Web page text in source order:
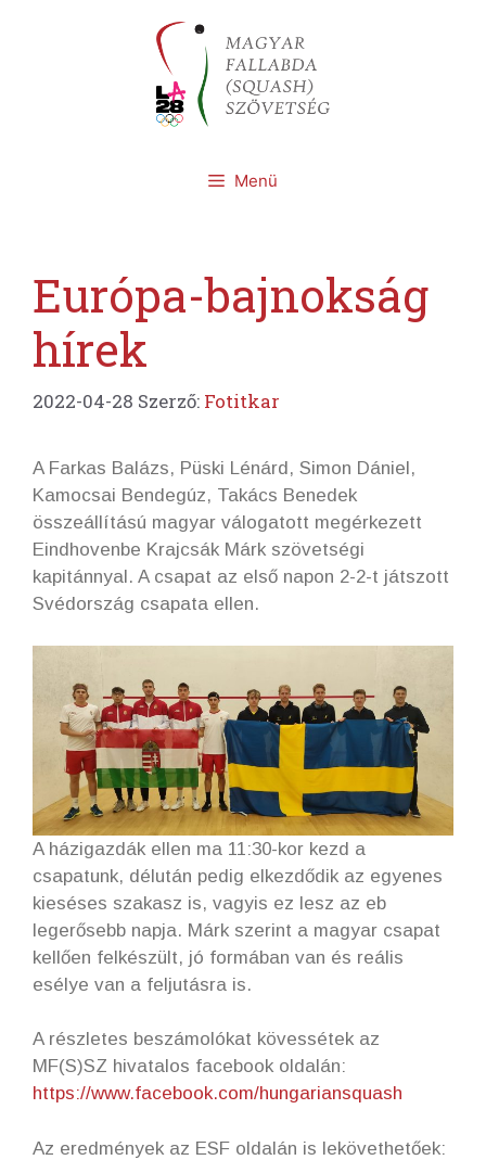
Menü
Európa-bajnokság
hírek
2022-04-28 Szerző: Fotitkar
A Farkas Balázs, Püski Lénárd, Simon Dániel,
Kamocsai Bendegúz, Takács Benedek
összeállítású magyar válogatott megérkezett
Eindhovenbe Krajcsák Márk szövetségi
kapitánnyal. A csapat az első napon 2-2-t játszott
Svédország csapata ellen.
A házigazdák ellen ma 11:30-kor kezd a
csapatunk, délután pedig elkezdődik az egyenes
kieséses szakasz is, vagyis ez lesz az eb
legerősebb napja. Márk szerint a magyar csapat
kellően felkészült, jó formában van és reális
esélye van a feljutásra is.
A részletes beszámolókat kövessétek az
MF(S)SZ hivatalos facebook oldalán:
https://www.facebook.com/hungariansquash
Az eredmények az ESF oldalán is lekövethetőek: